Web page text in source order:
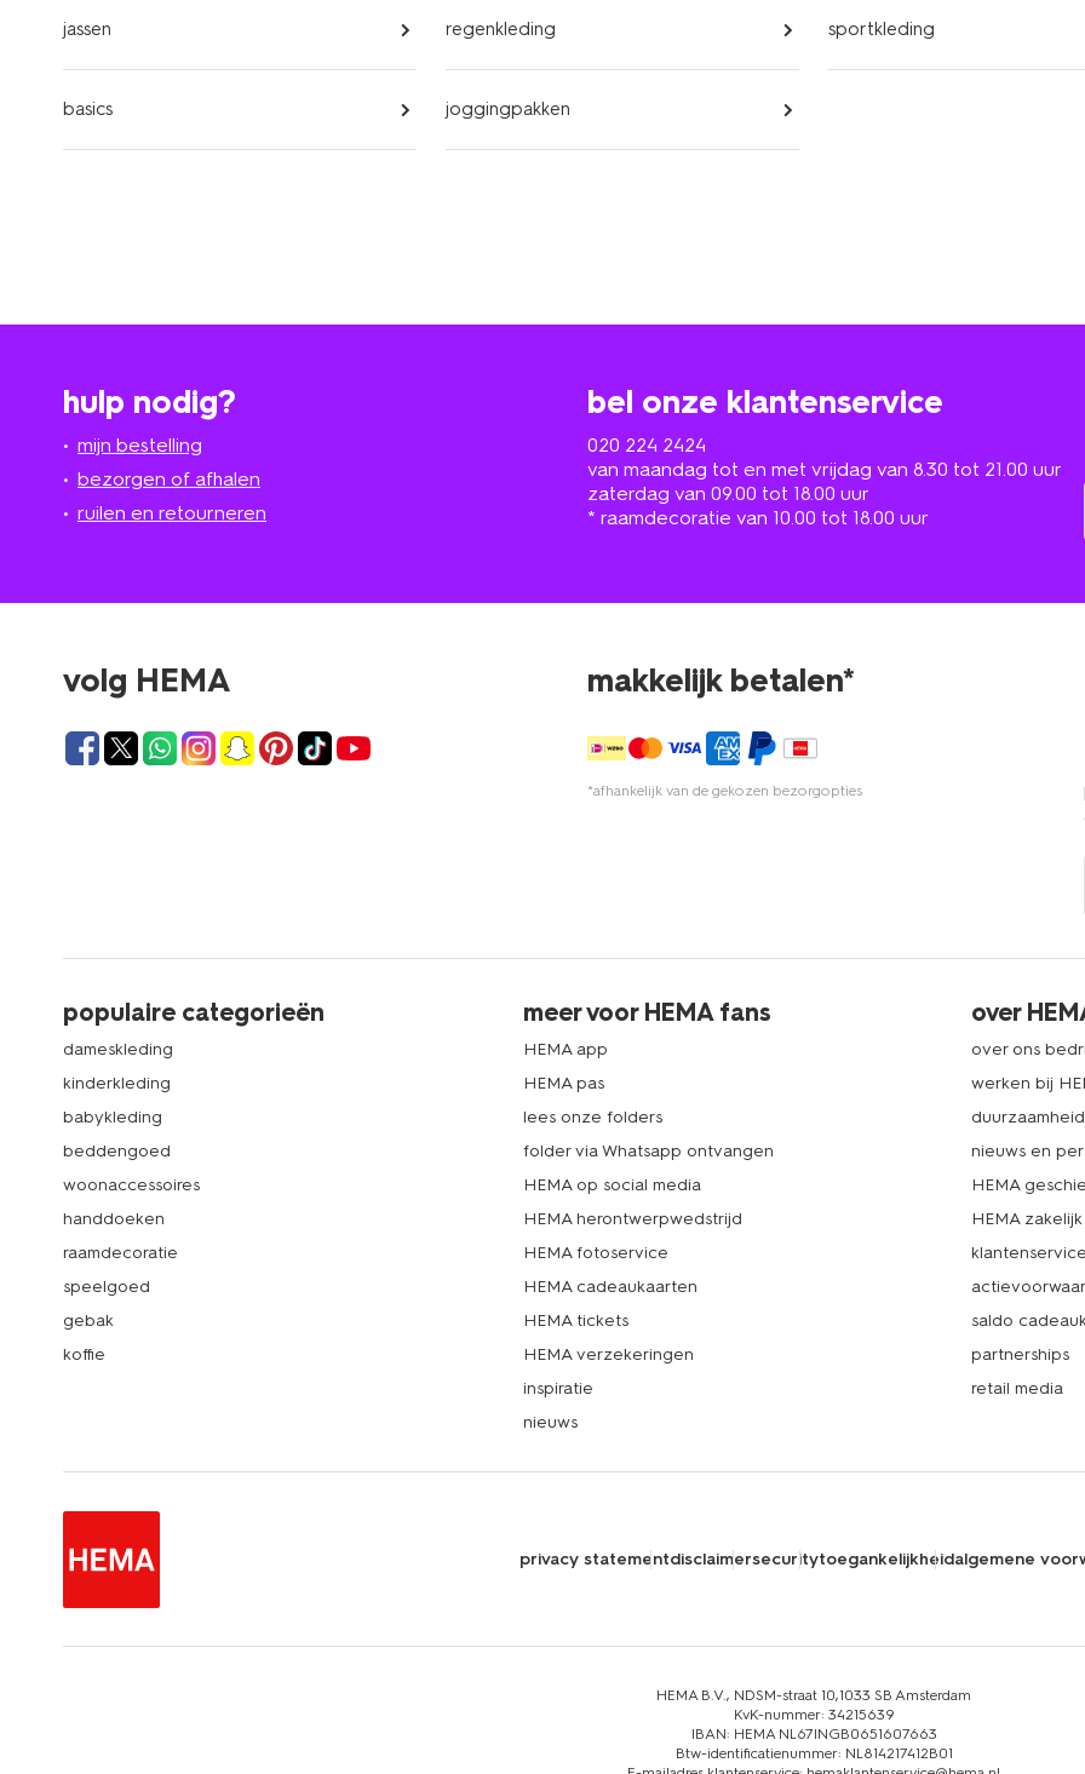
jassen regenkleding sportkleding
basics joggingpakken
hulp nodig?
mijn bestelling
bezorgen of afhalen
ruilen en retourneren
bel onze klantenservice
020 224 2424
van maandag tot en met vrijdag van 8.30 tot 21.00 uur
zaterdag van 09.00 tot 18.00 uur
* raamdecoratie van 10.00 tot 18.00 uur
volg HEMA makkelijk betalen*
*afhankelijk van de gekozen bezorgopties
populaire categorieën
dameskleding
kinderkleding
babykleding
beddengoed
woonaccessoires
handdoeken
raamdecoratie
speelgoed
gebak
koffie
meer voor HEMA fans
HEMA app
HEMA pas
lees onze folders
folder via Whatsapp ontvangen
HEMA op social media
HEMA herontwerpwedstrijd
HEMA fotoservice
HEMA cadeaukaarten
HEMA tickets
HEMA verzekeringen
inspiratie
nieuws
over
over ons
werken bij
duurzaamheid
nieuws en
HEMA
HEMA zakelijk
saldo
partnerships
retail media
privacy statementdisclaimersecuritytoegankelijkheidalgemene
HEMA B.V., NDSM-straat 10,1033 SB Amsterdam
KvK-nummer: 34215639
IBAN: HEMA NL67INGB0651607663
Btw-identificatienummer: NL814217412B01